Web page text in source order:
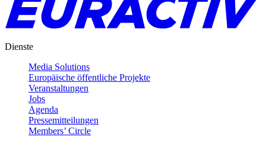
Dienste
Media Solutions
Europäische öffentliche Projekte
Veranstaltungen
Jobs
Agenda
Pressemitteilungen
Members’ Circle